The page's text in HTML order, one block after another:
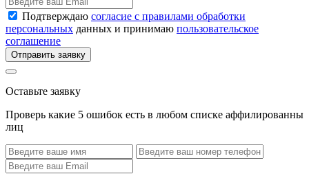
Подтверждаю согласие с правилами обработки
персональных данных и принимаю пользовательское
соглашение
Отправить заявку
Оставьте заявку
Проверь какие 5 ошибок есть в любом списке аффилированны
лиц